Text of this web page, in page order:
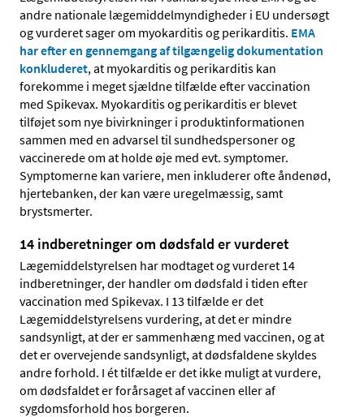
andre nationale lægemiddelmyndigheder i EU undersøgt
og vurderet sager om myokarditis og perikarditis. EMA
har efter en gennemgang af tilgængelig dokumentation
konkluderet, at myokarditis og perikarditis kan
forekomme i meget sjældne tilfælde efter vaccination
med Spikevax. Myokarditis og perikarditis er blevet
tilføjet som nye bivirkninger i produktinformationen
sammen med en advarsel til sundhedspersoner og
vaccinerede om at holde øje med evt. symptomer.
Symptomerne kan variere, men inkluderer ofte åndenød,
hjertebanken, der kan være uregelmæssig, samt
brystsmerter.
14 indberetninger om dødsfald er vurderet
Lægemiddelstyrelsen har modtaget og vurderet 14
indberetninger, der handler om dødsfald i tiden efter
vaccination med Spikevax. I 13 tilfælde er det
Lægemiddelstyrelsens vurdering, at det er mindre
sandsynligt, at der er sammenhæng med vaccinen, og at
det er overvejende sandsynligt, at dødsfaldene skyldes
andre forhold. I ét tilfælde er det ikke muligt at vurdere,
om dødsfaldet er forårsaget af vaccinen eller af
sygdomsforhold hos borgeren.